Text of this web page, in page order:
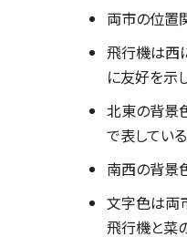
両市の位置
飛行機は西
に友好を示
北東の背景
で表している
南西の背景
文字色は両
飛行機と菜